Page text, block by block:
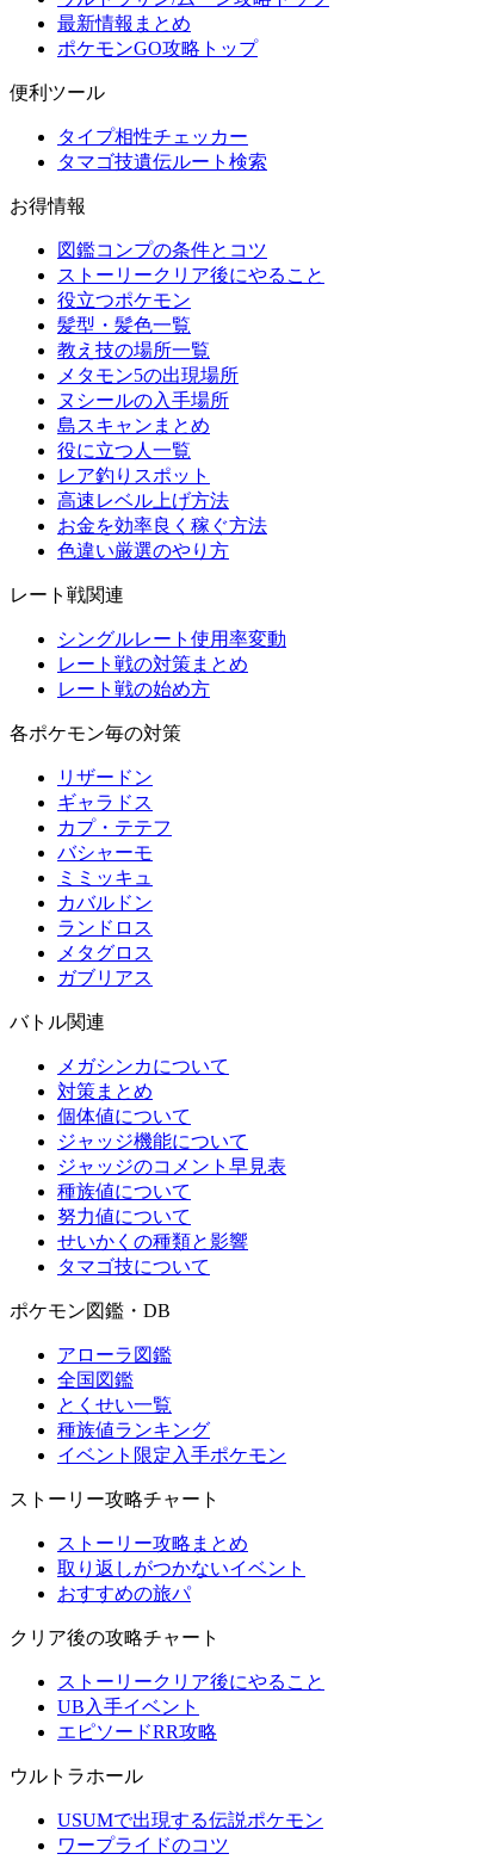
最新情報まとめ
ポケモンGO攻略トップ
便利ツール
タイプ相性チェッカー
タマゴ技遺伝ルート検索
お得情報
図鑑コンプの条件とコツ
ストーリークリア後にやること
役立つポケモン
髪型・髪色一覧
教え技の場所一覧
メタモン5の出現場所
ヌシールの入手場所
島スキャンまとめ
役に立つ人一覧
レア釣りスポット
高速レベル上げ方法
お金を効率良く稼ぐ方法
色違い厳選のやり方
レート戦関連
シングルレート使用率変動
レート戦の対策まとめ
レート戦の始め方
各ポケモン毎の対策
リザードン
ギャラドス
カプ・テテフ
バシャーモ
ミミッキュ
カバルドン
ランドロス
メタグロス
ガブリアス
バトル関連
メガシンカについて
対策まとめ
個体値について
ジャッジ機能について
ジャッジのコメント早見表
種族値について
努力値について
せいかくの種類と影響
タマゴ技について
ポケモン図鑑・DB
アローラ図鑑
全国図鑑
とくせい一覧
種族値ランキング
イベント限定入手ポケモン
ストーリー攻略チャート
ストーリー攻略まとめ
取り返しがつかないイベント
おすすめの旅パ
クリア後の攻略チャート
ストーリークリア後にやること
UB入手イベント
エピソードRR攻略
ウルトラホール
USUMで出現する伝説ポケモン
ワープライドのコツ